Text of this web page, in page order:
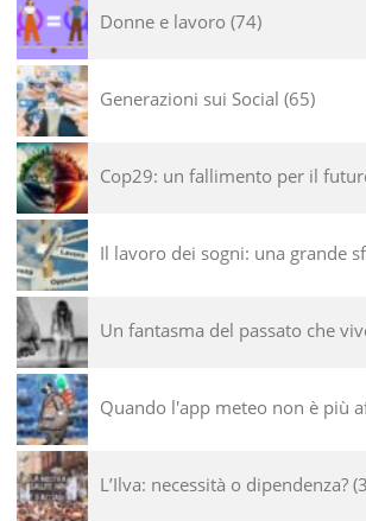
Donne e lavoro 74
Generazioni sui Social 65
Cop29: un fallimento per il
Il lavoro dei sogni: una grande
Un fantasma del passato che
Quando l'app meteo non è più
L’Ilva: necessità o dipendenza?